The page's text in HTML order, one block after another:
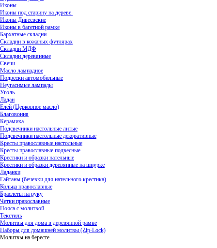
Иконы
Иконы под старину на дереве.
Иконы Дивеевские
Иконы в багетной рамке
Бархатные складни
Складни в кожаных футлярах
Складни МДФ
Складни деревянные
Свечи
Масло лампадное
Подвески автомобильные
Неугасимые лампады
Уголь
Ладан
Елей (Церковное масло)
Благовония
Керамика
Подсвечники настольные литые
Подсвечники настольные декоративные
Кресты православные настольные
Кресты православные подвесные
Крестики и образки нательные
Крестики и образки деревянные на шнурке
Ладанки
Гайтаны (бечевки для нательного крестика)
Кольца православные
Браслеты на руку
Четки православные
Пояса с молитвой
Текстиль
Молитвы для дома в деревянной рамке
Наборы для домашней молитвы (Zip-Lock)
Молитвы на бересте.